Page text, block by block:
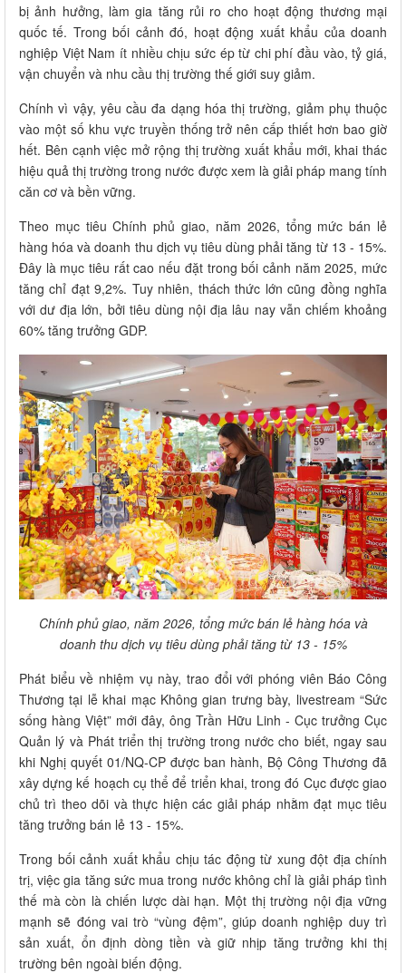
bị ảnh hưởng, làm gia tăng rủi ro cho hoạt động thương mại
quốc tế. Trong bối cảnh đó, hoạt động xuất khẩu của doanh
nghiệp Việt Nam ít nhiều chịu sức ép từ chi phí đầu vào, tỷ giá,
vận chuyển và nhu cầu thị trường thế giới suy giảm.
Chính vì vậy, yêu cầu đa dạng hóa thị trường, giảm phụ thuộc
vào một số khu vực truyền thống trở nên cấp thiết hơn bao giờ
hết. Bên cạnh việc mở rộng thị trường xuất khẩu mới, khai thác
hiệu quả thị trường trong nước được xem là giải pháp mang tính
căn cơ và bền vững.
Theo mục tiêu Chính phủ giao, năm 2026, tổng mức bán lẻ
hàng hóa và doanh thu dịch vụ tiêu dùng phải tăng từ 13 - 15%.
Đây là mục tiêu rất cao nếu đặt trong bối cảnh năm 2025, mức
tăng chỉ đạt 9,2%. Tuy nhiên, thách thức lớn cũng đồng nghĩa
với dư địa lớn, bởi tiêu dùng nội địa lâu nay vẫn chiếm khoảng
60% tăng trưởng GDP.
Chính phủ giao, năm 2026, tổng mức bán lẻ hàng hóa và
doanh thu dịch vụ tiêu dùng phải tăng từ 13 - 15%
Phát biểu về nhiệm vụ này, trao đổi với phóng viên Báo Công
Thương tại lễ khai mạc Không gian trưng bày, livestream “Sức
sống hàng Việt” mới đây, ông Trần Hữu Linh - Cục trưởng Cục
Quản lý và Phát triển thị trường trong nước cho biết, ngay sau
khi Nghị quyết 01/NQ-CP được ban hành, Bộ Công Thương đã
xây dựng kế hoạch cụ thể để triển khai, trong đó Cục được giao
chủ trì theo dõi và thực hiện các giải pháp nhằm đạt mục tiêu
tăng trưởng bán lẻ 13 - 15%.
Trong bối cảnh xuất khẩu chịu tác động từ xung đột địa chính
trị, việc gia tăng sức mua trong nước không chỉ là giải pháp tình
thế mà còn là chiến lược dài hạn. Một thị trường nội địa vững
mạnh sẽ đóng vai trò “vùng đệm”, giúp doanh nghiệp duy trì
sản xuất, ổn định dòng tiền và giữ nhịp tăng trưởng khi thị
trường bên ngoài biến động.